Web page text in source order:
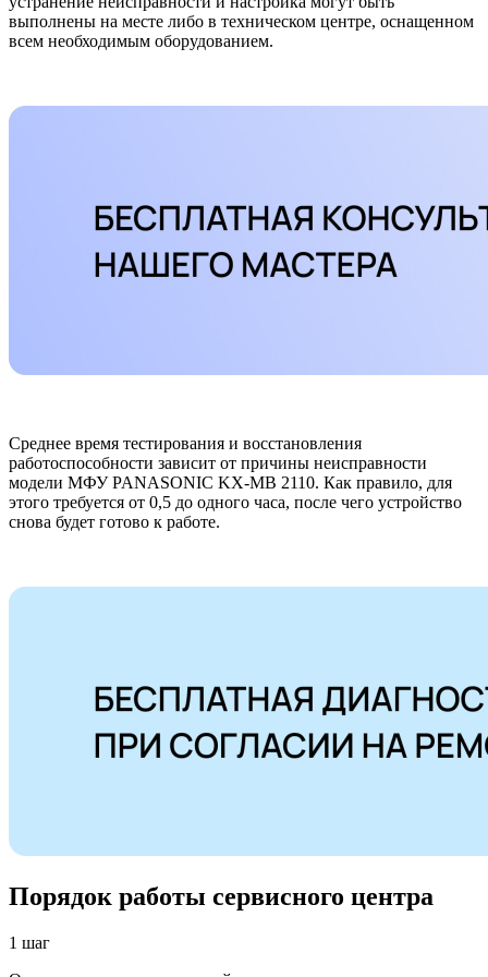
выполнены на месте либо в техническом центре, оснащенном
всем необходимым оборудованием.
Среднее время тестирования и восстановления
работоспособности зависит от причины неисправности
модели МФУ PANASONIC KX-MB 2110. Как правило, для
этого требуется от 0,5 до одного часа, после чего устройство
снова будет готово к работе.
Порядок работы сервисного центра
1 шаг